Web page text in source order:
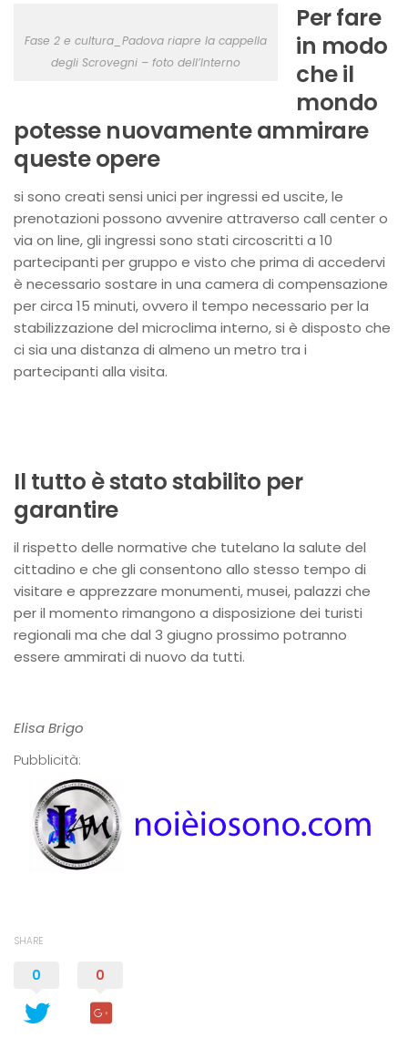
Fase 2 e cultura_Padova riapre la cappella
degli Scrovegni – foto dell’Interno
Per fare
in modo
che il
mondo
potesse nuovamente ammirare
queste opere
si sono creati sensi unici per ingressi ed uscite, le
prenotazioni possono avvenire attraverso call center o
via on line, gli ingressi sono stati circoscritti a 10
partecipanti per gruppo e visto che prima di accedervi
è necessario sostare in una camera di compensazione
per circa 15 minuti, ovvero il tempo necessario per la
stabilizzazione del microclima interno, si è disposto che
ci sia una distanza di almeno un metro tra i
partecipanti alla visita.
Il tutto è stato stabilito per
garantire
il rispetto delle normative che tutelano la salute del
cittadino e che gli consentono allo stesso tempo di
visitare e apprezzare monumenti, musei, palazzi che
per il momento rimangono a disposizione dei turisti
regionali ma che dal 3 giugno prossimo potranno
essere ammirati di nuovo da tutti.
Elisa Brigo
Pubblicità:
SHARE
0 0